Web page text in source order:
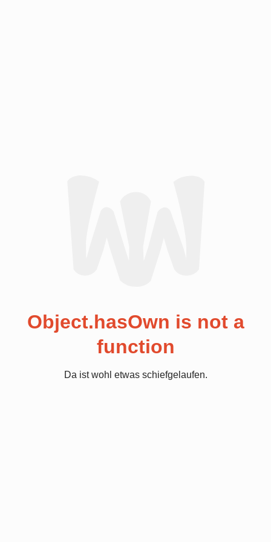
Object.hasOwn is not a
function
Da ist wohl etwas schiefgelaufen.